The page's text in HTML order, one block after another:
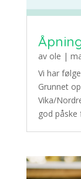
av ole |
Vi har
Grunnet
Vika/
god påske